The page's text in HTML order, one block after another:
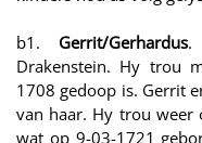
b1. Gerrit/Gerhardus.
Drakenstein. Hy trou
1708 gedoop is. Gerrit
van haar. Hy trou weer
wat op 9-03-1721